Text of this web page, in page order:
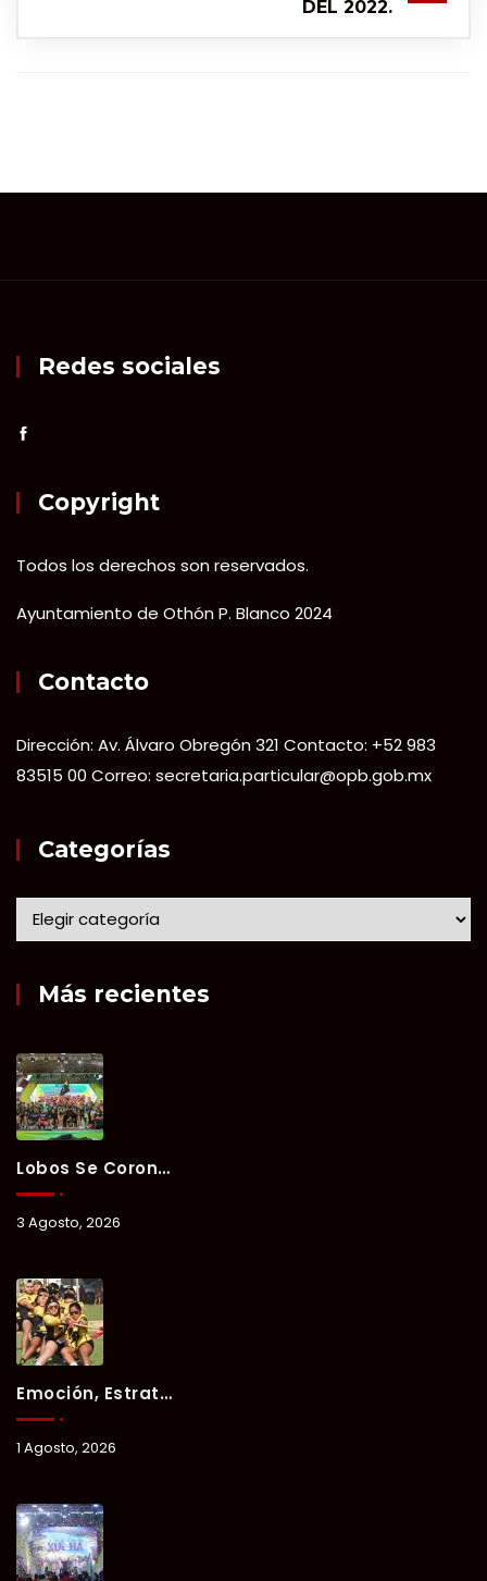
DEL 2022.
Redes sociales
Copyright
Todos los derechos son reservados.
Ayuntamiento de Othón P. Blanco 2024
Contacto
Dirección: Av. Álvaro Obregón 321 Contacto: +52 983
83515 00 Correo: secretaria.particular@opb.gob.mx
Categorías
Más recientes
Lobos Se Corona Campeón Del Verano Xul-Há 2026 Tras Tres Días De Intensa Competencia.
3 Agosto, 2026
Emoción, Estrategia Y Trabajo En Equipo Marcan El Segundo Día Del Verano Xul-Há 2026.
1 Agosto, 2026